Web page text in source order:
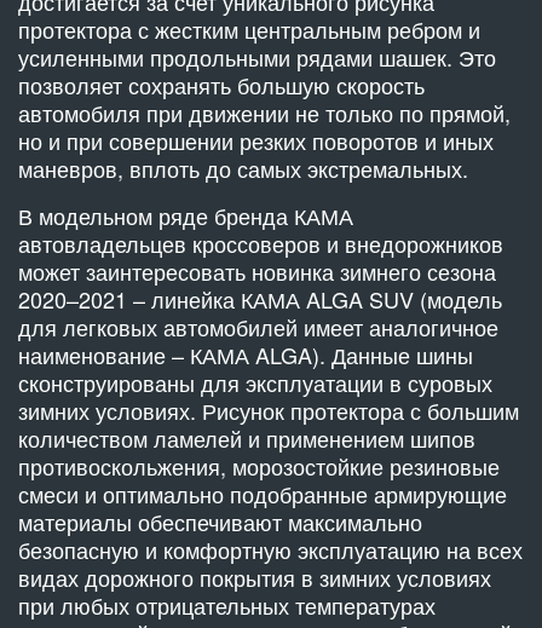
протектора с жестким центральным ребром и
усиленными продольными рядами шашек. Это
позволяет сохранять большую скорость
автомобиля при движении не только по прямой,
но и при совершении резких поворотов и иных
маневров, вплоть до самых экстремальных.
В модельном ряде бренда КАМА
автовладельцев кроссоверов и внедорожников
может заинтересовать новинка зимнего сезона
2020–2021 – линейка КАМА ALGA SUV (модель
для легковых автомобилей имеет аналогичное
наименование – КАМА ALGA). Данные шины
сконструированы для эксплуатации в суровых
зимних условиях. Рисунок протектора с большим
количеством ламелей и применением шипов
противоскольжения, морозостойкие резиновые
смеси и оптимально подобранные армирующие
материалы обеспечивают максимально
безопасную и комфортную эксплуатацию на всех
видах дорожного покрытия в зимних условиях
при любых отрицательных температурах